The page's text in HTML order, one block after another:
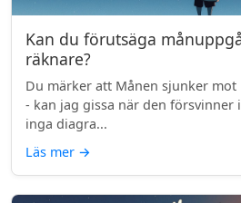
Kan du förutsäga
räknare?
Du märker att Månen sjunker
- kan jag gissa när den försvinner
inga diagra...
Läs mer →